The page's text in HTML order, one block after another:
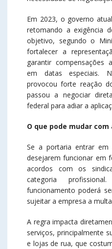
Em 2023, o governo
retomando a exigência
objetivo, segundo o
fortalecer a
garantir compensações
em datas especiais.
provocou forte reação
passou a negociar
federal para adiar a
O que pode mudar
Se a portaria entrar em
desejarem funcionar em
acordos com os
categoria
funcionamento poderá
sujeitar a empresa a
A regra impacta
serviços, principalmente
e lojas de rua, que